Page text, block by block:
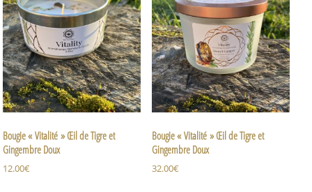
Bougie « Vitalité » Œil de Tigre et
Gingembre Doux
12.00€
Bougie « Vitalité » Œil de Tigre et
Gingembre Doux
32.00€